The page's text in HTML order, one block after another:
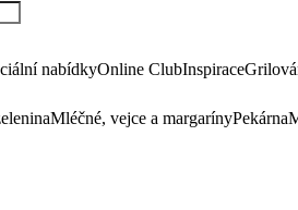
nabídkyOnline ClubInspirace
Mléčné, vejce a margarínyPekárna